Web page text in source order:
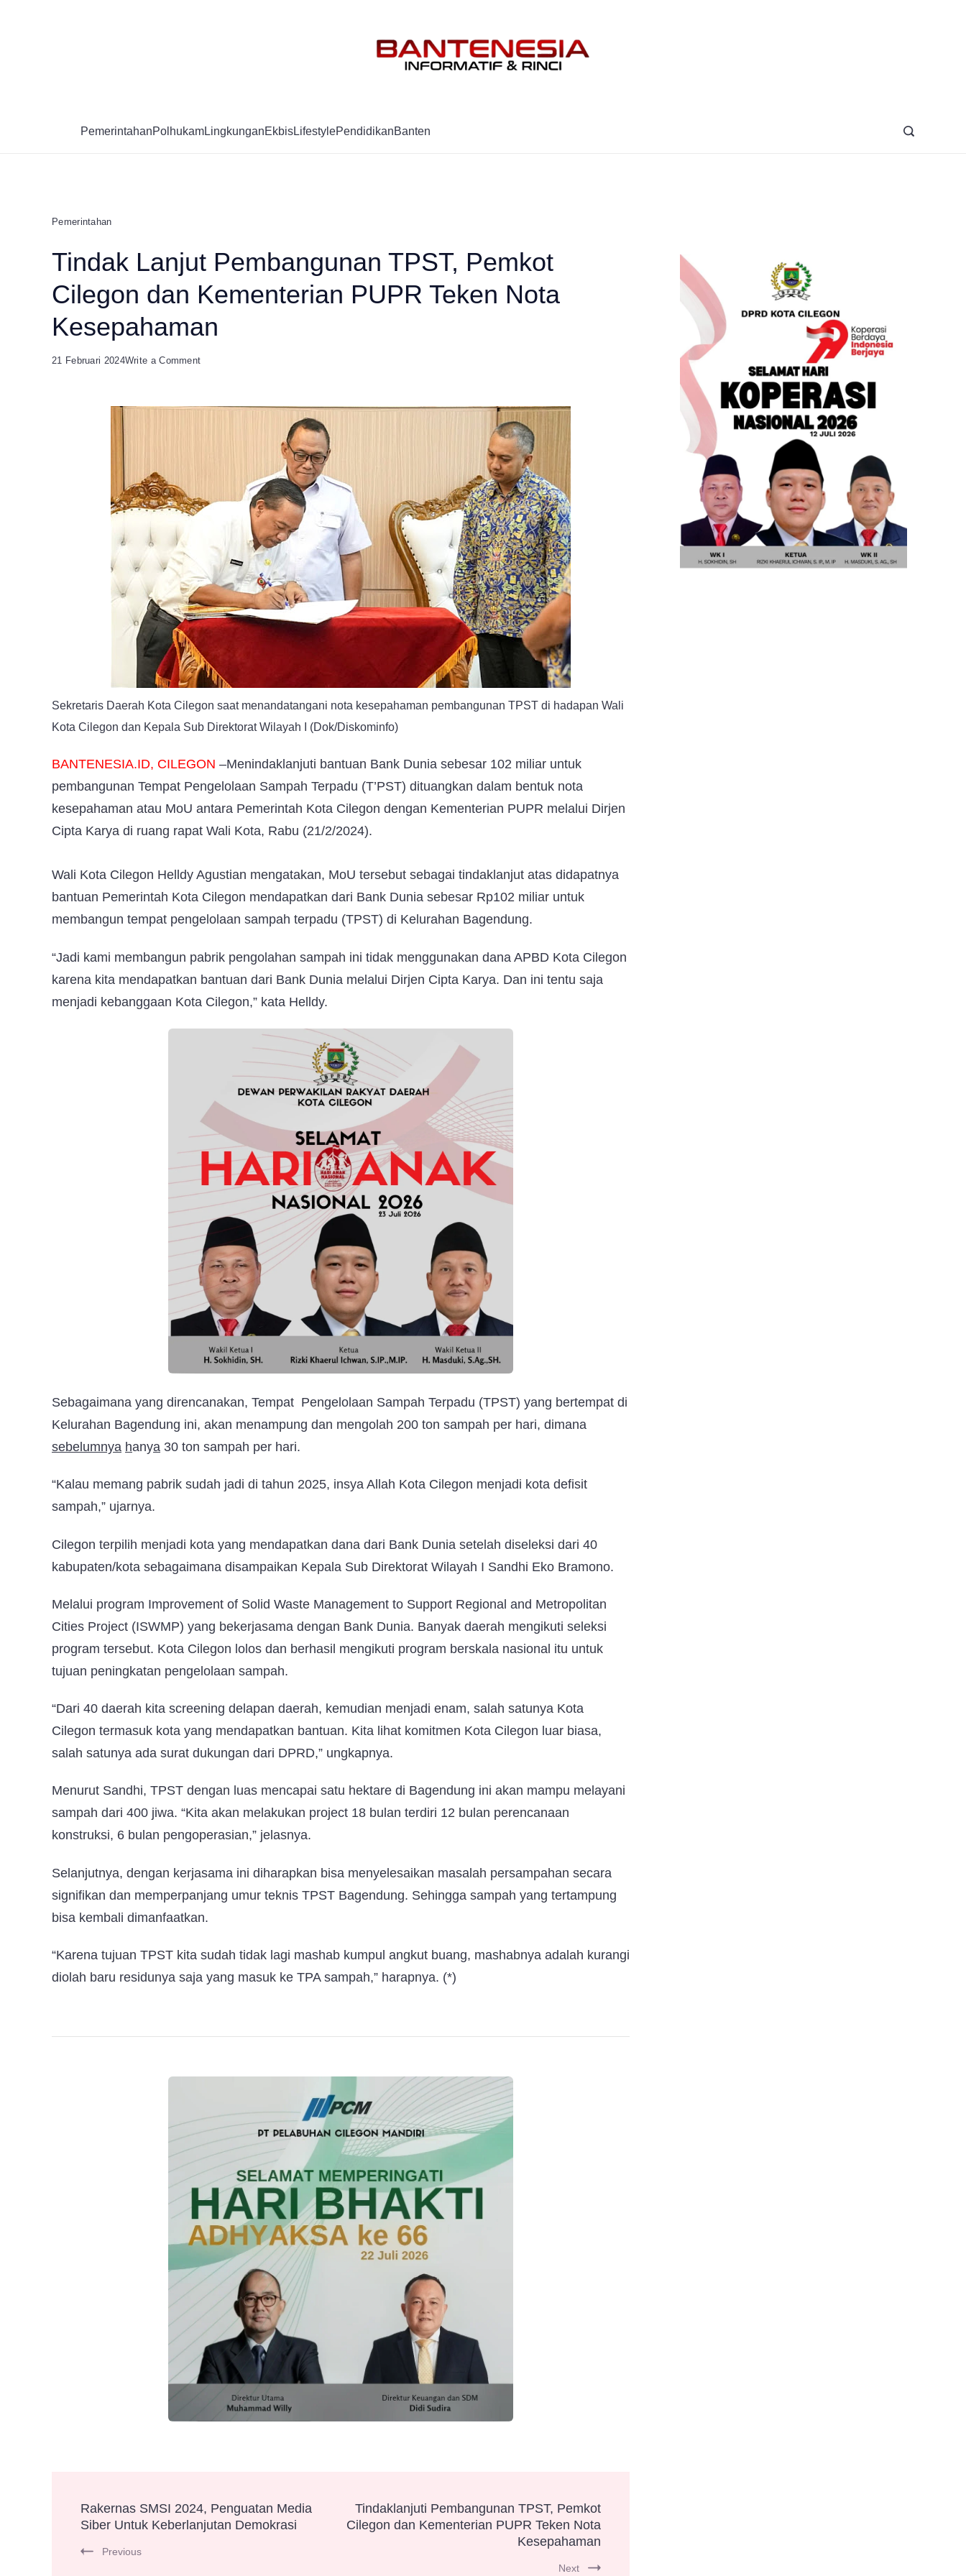
PemerintahanPolhukamLingkunganEkbisLifestylePendidikanBanten
Pemerintahan
Tindak Lanjut Pembangunan TPST, Pemkot
Cilegon dan Kementerian PUPR Teken Nota
Kesepahaman
21 Februari 2024Write a Commenton
dan
Kementerian
PUPR
Teken
Nota
Kesepahaman
Sekretaris Daerah Kota Cilegon saat menandatangani nota kesepahaman pembangunan TPST di hadapan Wali
Kota Cilegon dan Kepala Sub Direktorat Wilayah I (Dok/Diskominfo)
BANTENESIA.ID, CILEGON –Menindaklanjuti bantuan Bank Dunia sebesar 102 miliar untuk
pembangunan Tempat Pengelolaan Sampah Terpadu (T’PST) dituangkan dalam bentuk nota
kesepahaman atau MoU antara Pemerintah Kota Cilegon dengan Kementerian PUPR melalui Dirjen
Cipta Karya di ruang rapat Wali Kota, Rabu (21/2/2024).
Wali Kota Cilegon Helldy Agustian mengatakan, MoU tersebut sebagai tindaklanjut atas didapatnya
bantuan Pemerintah Kota Cilegon mendapatkan dari Bank Dunia sebesar Rp102 miliar untuk
membangun tempat pengelolaan sampah terpadu (TPST) di Kelurahan Bagendung.
“Jadi kami membangun pabrik pengolahan sampah ini tidak menggunakan dana APBD Kota Cilegon
karena kita mendapatkan bantuan dari Bank Dunia melalui Dirjen Cipta Karya. Dan ini tentu saja
menjadi kebanggaan Kota Cilegon,” kata Helldy.
Sebagaimana yang direncanakan, Tempat Pengelolaan Sampah Terpadu (TPST) yang bertempat di
Kelurahan Bagendung ini, akan menampung dan mengolah 200 ton sampah per hari, dimana
sebelumnya hanya 30 ton sampah per hari.
“Kalau memang pabrik sudah jadi di tahun 2025, insya Allah Kota Cilegon menjadi kota defisit
sampah,” ujarnya.
Cilegon terpilih menjadi kota yang mendapatkan dana dari Bank Dunia setelah diseleksi dari 40
kabupaten/kota sebagaimana disampaikan Kepala Sub Direktorat Wilayah I Sandhi Eko Bramono.
Melalui program Improvement of Solid Waste Management to Support Regional and Metropolitan
Cities Project (ISWMP) yang bekerjasama dengan Bank Dunia. Banyak daerah mengikuti seleksi
program tersebut. Kota Cilegon lolos dan berhasil mengikuti program berskala nasional itu untuk
tujuan peningkatan pengelolaan sampah.
“Dari 40 daerah kita screening delapan daerah, kemudian menjadi enam, salah satunya Kota
Cilegon termasuk kota yang mendapatkan bantuan. Kita lihat komitmen Kota Cilegon luar biasa,
salah satunya ada surat dukungan dari DPRD,” ungkapnya.
Menurut Sandhi, TPST dengan luas mencapai satu hektare di Bagendung ini akan mampu melayani
sampah dari 400 jiwa. “Kita akan melakukan project 18 bulan terdiri 12 bulan perencanaan
konstruksi, 6 bulan pengoperasian,” jelasnya.
Selanjutnya, dengan kerjasama ini diharapkan bisa menyelesaikan masalah persampahan secara
signifikan dan memperpanjang umur teknis TPST Bagendung. Sehingga sampah yang tertampung
bisa kembali dimanfaatkan.
“Karena tujuan TPST kita sudah tidak lagi mashab kumpul angkut buang, mashabnya adalah kurangi
diolah baru residunya saja yang masuk ke TPA sampah,” harapnya. (*)
Post
Navigation
Rakernas SMSI 2024, Penguatan Media
Siber Untuk Keberlanjutan Demokrasi
Previous
Tindaklanjuti Pembangunan TPST, Pemkot
Cilegon dan Kementerian PUPR Teken Nota
Kesepahaman
Next